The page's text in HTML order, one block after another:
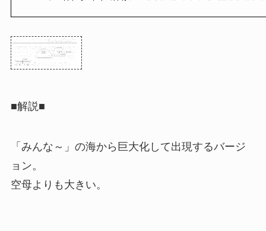
■解説■
「みんな～」の海から巨大化して出現するバージ
ョン。
空母よりも大きい。